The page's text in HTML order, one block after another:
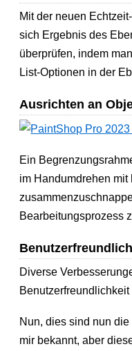
Mit der neuen
sich Ergebnis des
überprüfen, indem
List-Optionen in der
Ausrichten an
Ein
im Handumdrehen mit
Bearbeitungsprozess
Diverse
Nun, dies sind nun
mir bekannt, aber